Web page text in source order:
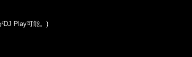
DJ Play可能。)